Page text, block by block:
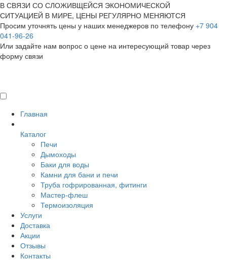
В СВЯЗИ СО СЛОЖИВЩЕЙСЯ ЭКОНОМИЧЕСКОЙ
СИТУАЦИЕЙ В МИРЕ, ЦЕНЫ РЕГУЛЯРНО МЕНЯЮТСЯ
Просим уточнять цены у наших менеджеров по телефону +7 904
041-96-26
Или задайте нам вопрос о цене на интересующий товар через
форму связи
Главная
Каталог
Печи
Дымоходы
Баки для воды
Камни для бани и печи
Труба гофрированная, фитинги
Мастер-флеш
Термоизоляция
Услуги
Доставка
Акции
Отзывы
Контакты